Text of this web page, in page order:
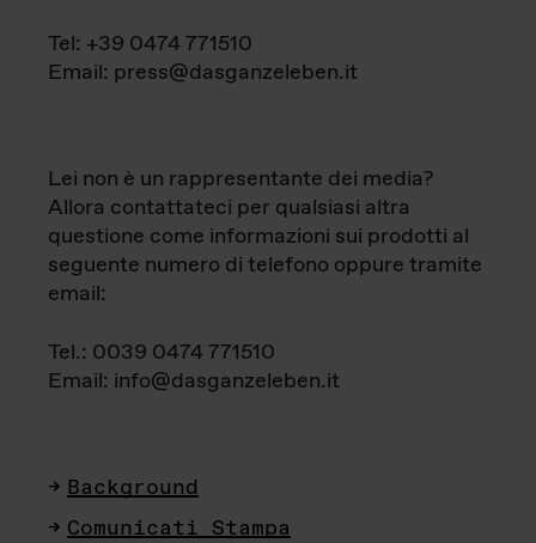
Tel: +39 0474 771510
Email: press@dasganzeleben.it
Lei non è un rappresentante dei media?
Allora contattateci per qualsiasi altra
questione come informazioni sui prodotti al
seguente numero di telefono oppure tramite
email:
Tel.: 0039 0474 771510
Email: info@dasganzeleben.it
Background
Comunicati Stampa